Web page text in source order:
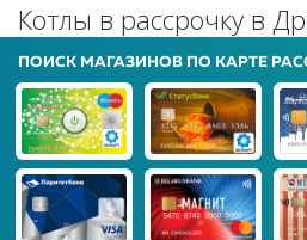
Котлы в рассрочку в
ПОИСК МАГАЗИНОВ ПО КАРТЕ